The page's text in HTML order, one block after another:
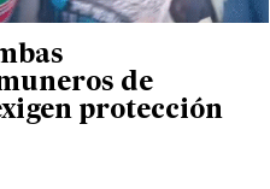
de
protección